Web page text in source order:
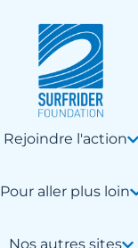
Rejoindre l'action
Pour aller plus loin
Nos autres sites